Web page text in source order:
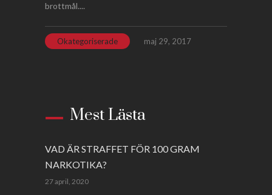
brottmål....
Okategoriserade maj 29, 2017
Mest Lästa
VAD ÄR STRAFFET FÖR 100 GRAM
NARKOTIKA?
27 april, 2020